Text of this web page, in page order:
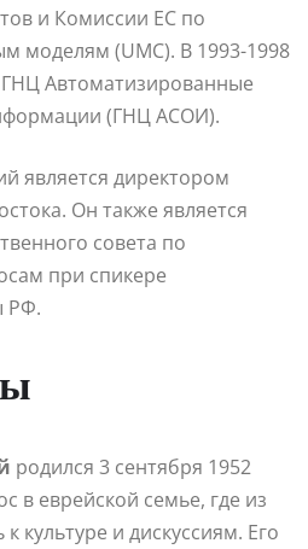
и Комиссии ЕС по
моделям (UMC). В 1993-1998
Автоматизированные
(ГНЦ АСОИ).
является директором
Он также является
совета по
при спикере
РФ.
родился 3 сентября 1952
в еврейской семье, где из
культуре и дискуссиям. Его